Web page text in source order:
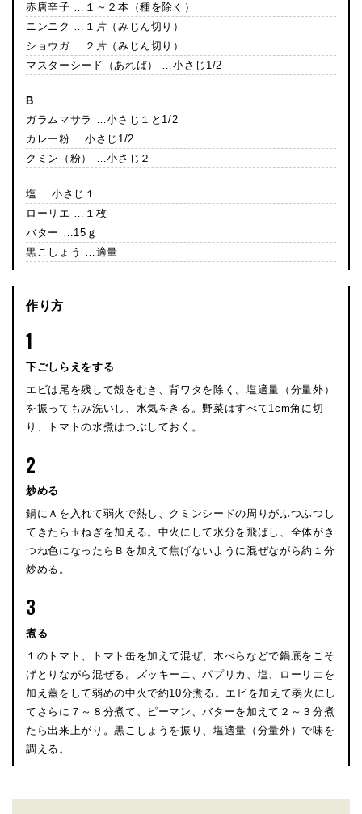
赤唐辛子 …１～２本（種を除く）
ニンニク …１片（みじん切り）
ショウガ …２片（みじん切り）
マスターシード（あれば） …小さじ1/2
B
ガラムマサラ …小さじ１と1/2
カレー粉 …小さじ1/2
クミン（粉） …小さじ２
塩 …小さじ１
ローリエ …１枚
バター …15ｇ
黒こしょう …適量
作り方
1
下ごしらえをする
エビは尾を残して殻をむき、背ワタを除く。塩適量（分量外）
を振ってもみ洗いし、水気をきる。野菜はすべて1cm角に切
り、トマトの水煮はつぶしておく。
2
炒める
鍋にＡを入れて弱火で熱し、クミンシードの周りがふつふつし
てきたら玉ねぎを加える。中火にして水分を飛ばし、全体がき
つね色になったらＢを加えて焦げないように混ぜながら約１分
炒める。
3
煮る
１のトマト、トマト缶を加えて混ぜ、木べらなどで鍋底をこそ
げとりながら混ぜる。ズッキーニ、パプリカ、塩、ローリエを
加え蓋をして弱めの中火で約10分煮る。エビを加えて弱火にし
てさらに７～８分煮て、ピーマン、バターを加えて２～３分煮
たら出来上がり。黒こしょうを振り、塩適量（分量外）で味を
調える。